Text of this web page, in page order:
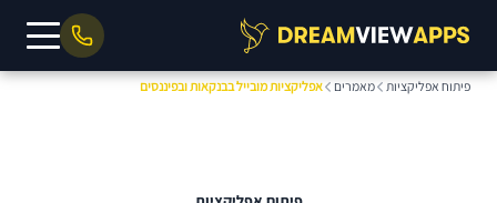
פיתוח אפליקציות מאמרים אפליקציות מובייל בבנקאות ובפיננסים